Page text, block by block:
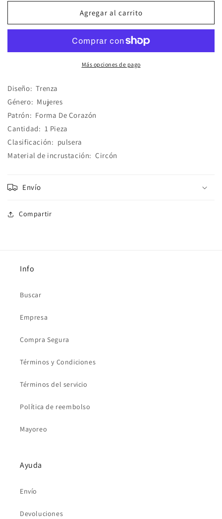
para
Gruesa
para
Pulsera
Gruesa
Corazones
Agregar al carrito
Más opciones de pago
Diseño: Trenza
Género: Mujeres
Patrón: Forma De Corazón
Cantidad: 1 Pieza
Clasificación: pulsera
Material de incrustación: Circón
Envío
Compartir
Info
Buscar
Empresa
Compra Segura
Términos y Condiciones
Términos del servicio
Política de reembolso
Mayoreo
Ayuda
Envío
Devoluciones